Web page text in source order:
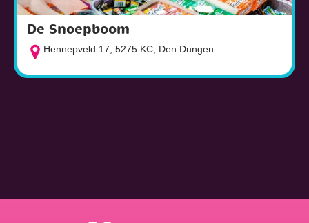
De Snoepboom
Hennepveld 17, 5275 KC, Den Dungen